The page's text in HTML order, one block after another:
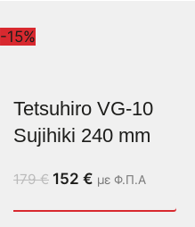
-15%
Tetsuhiro VG-10
Sujihiki 240 mm
179€ 152 € με Φ.Π.Α